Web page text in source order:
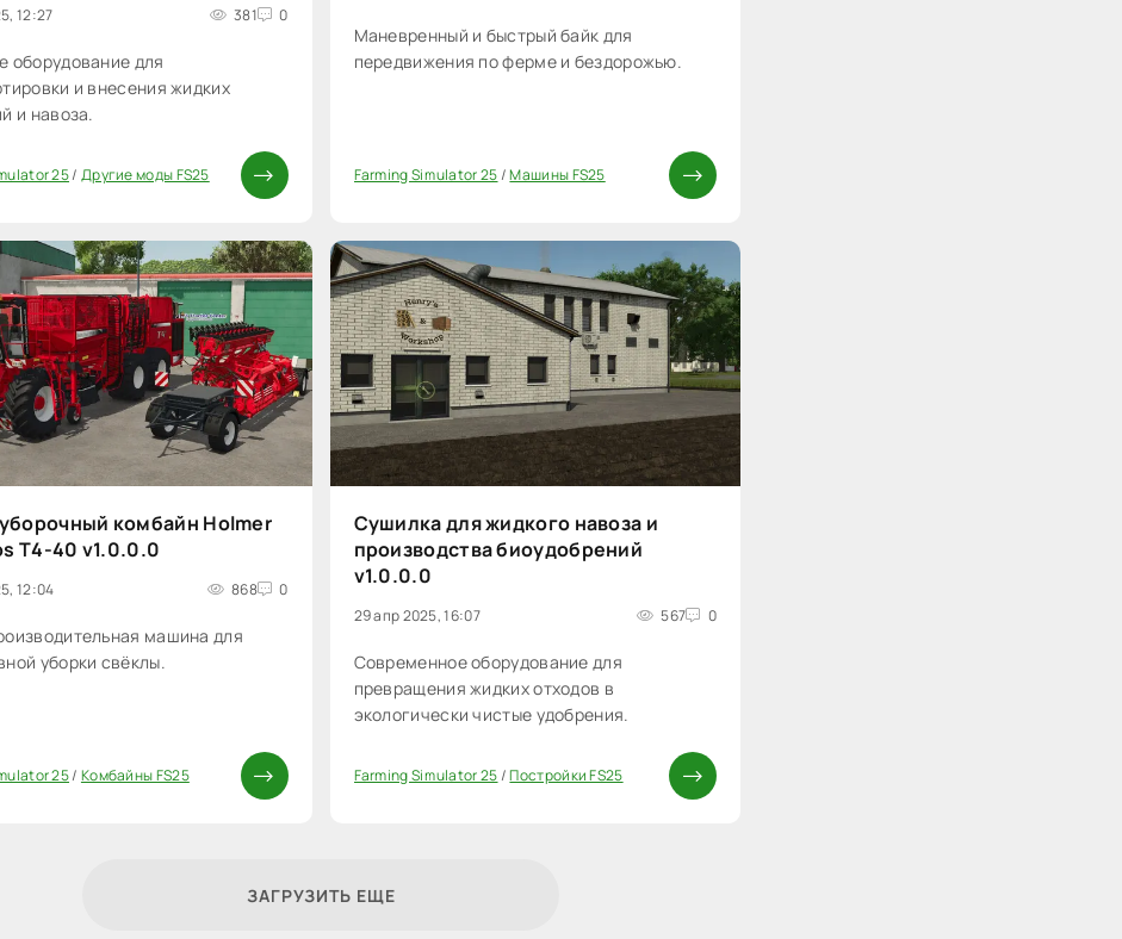
12:27 381 0
оборудование для
и внесения жидких
и навоза.
25/ Другие моды FS25
Маневренный и быстрый байк для
передвижения по ферме и бездорожью.
0
Farming Simulator 25/Машины FS25
комбайн Holmer
T4-40 v1.0.0.0
12:04 868 0
машина для
уборки свёклы.
25/ Комбайны FS25
Сушилка для жидкого навоза и
производства биоудобрений
v1.0.0.0
29 апр 2025, 16:07 567 0
Современное оборудование для
превращения жидких отходов в
экологически чистые удобрения.
0
Farming Simulator 25/Постройки FS25
ЗАГРУЗИТЬ ЕЩЕ